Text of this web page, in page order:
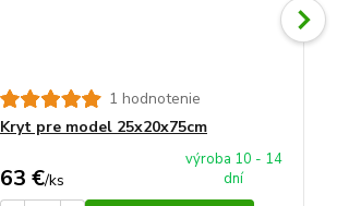
1 hodnotenie
Kryt pre model 25x20x75cm
63 €/ks
výroba 10 - 14
dní